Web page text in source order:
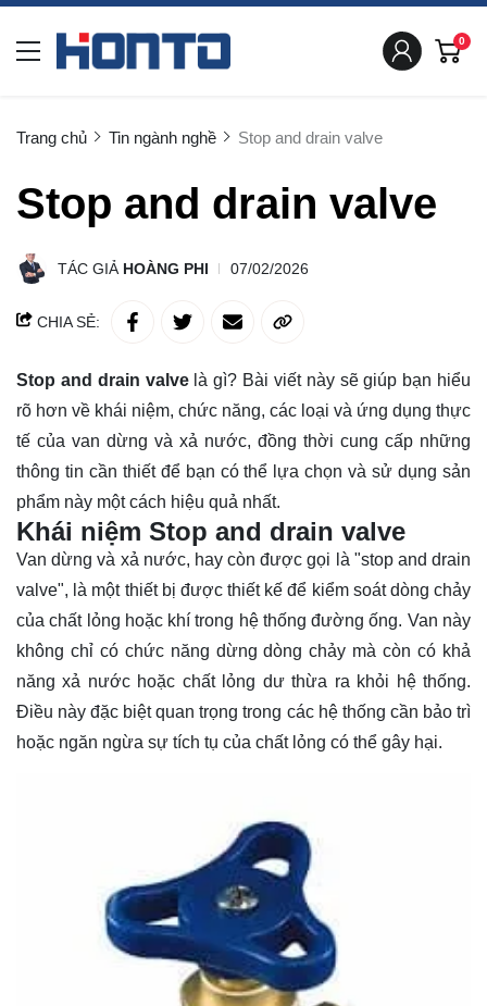
0
Trang chủ Tin ngành nghề Stop and drain valve
Stop and drain valve
TÁC GIẢ HOÀNG PHI 07/02/2026
CHIA SẺ:
Stop and drain valvelà gì? Bài viết này sẽ giúp bạn hiểu
rõ hơn về khái niệm, chức năng, các loại và ứng dụng thực
tế của van dừng và xả nước, đồng thời cung cấp những
thông tin cần thiết để bạn có thể lựa chọn và sử dụng sản
phẩm này một cách hiệu quả nhất.
Khái niệm Stop and drain valve
Van dừng và xả nước, hay còn được gọi là "stop and drain
valve", là một thiết bị được thiết kế để kiểm soát dòng chảy
của chất lỏng hoặc khí trong hệ thống đường ống. Van này
không chỉ có chức năng dừng dòng chảy mà còn có khả
năng xả nước hoặc chất lỏng dư thừa ra khỏi hệ thống.
Điều này đặc biệt quan trọng trong các hệ thống cần bảo trì
hoặc ngăn ngừa sự tích tụ của chất lỏng có thể gây hại.